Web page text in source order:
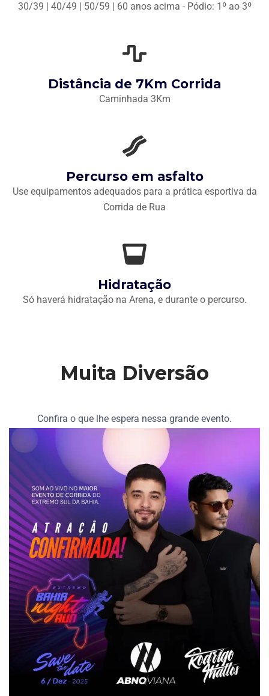
30/39 | 40/49 | 50/59 | 60 anos acima - Pódio: 1º ao 3º
Distância de 7Km Corrida
Caminhada 3Km
Percurso em asfalto
Use equipamentos adequados para a prática esportiva da
Corrida de Rua
Hidratação
Só haverá hidratação na Arena, e durante o percurso.
Muita Diversão
Confira o que lhe espera nessa grande evento.